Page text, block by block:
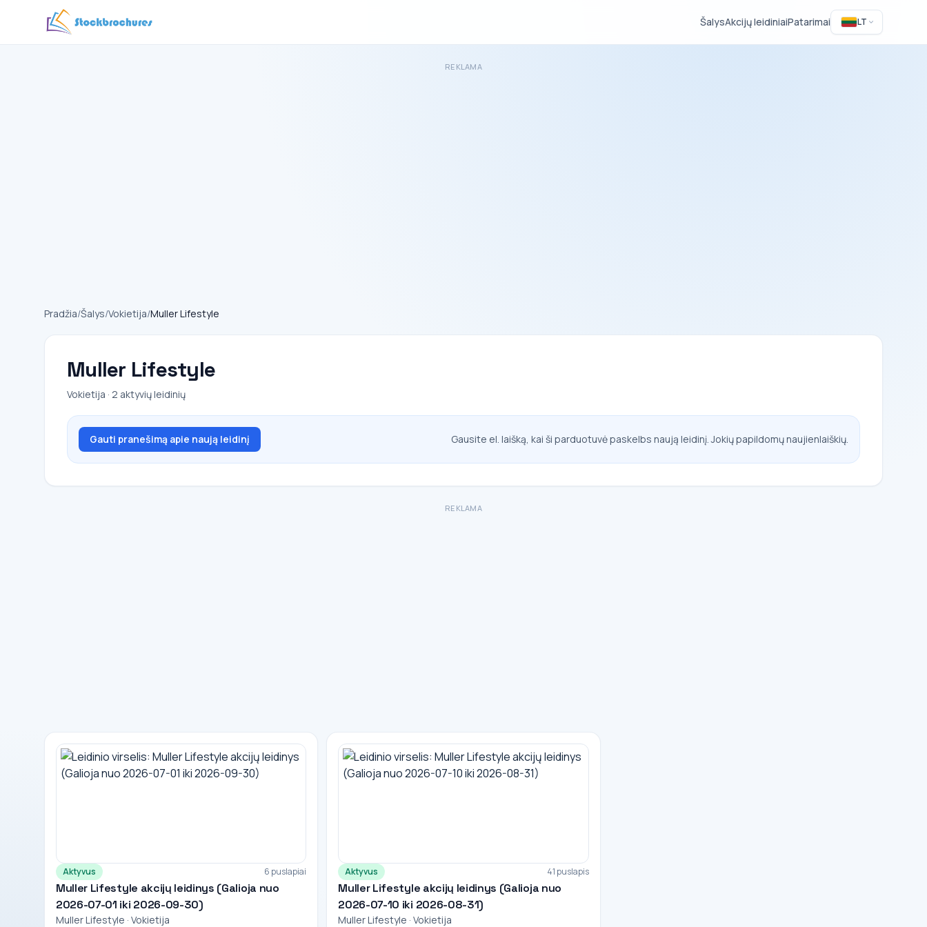
ŠalysAkcijų leidiniaiPatarimai LT
REKLAMA
Pradžia/Šalys/Vokietija/Muller Lifestyle
Muller Lifestyle
Vokietija · 2 aktyvių leidinių
Gauti pranešimą apie naują leidinį Gausite el. laišką, kai ši parduotuvė paskelbs naują leidinį. Jokių papildomų naujienlaiškių.
REKLAMA
Aktyvus 6 puslapiai
Muller Lifestyle akcijų leidinys (Galioja nuo
2026-07-01 iki 2026-09-30)
Muller Lifestyle · Vokietija
Aktyvus 41 puslapis
Muller Lifestyle akcijų leidinys (Galioja nuo
2026-07-10 iki 2026-08-31)
Muller Lifestyle · Vokietija